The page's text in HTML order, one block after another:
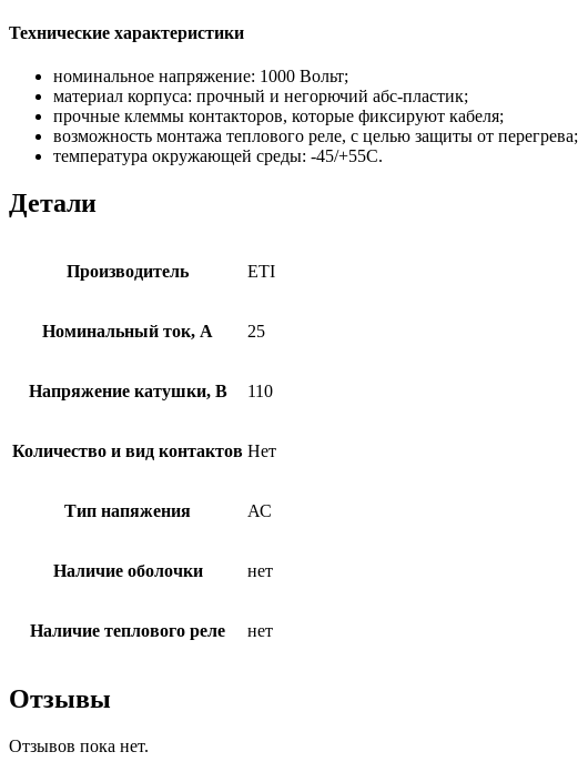
Технические характеристики
номинальное напряжение: 1000 Вольт;
материал корпуса: прочный и негорючий абс-пластик;
прочные клеммы контакторов, которые фиксируют кабеля;
возможность монтажа теплового реле, с целью защиты от перегрева;
температура окружающей среды: -45/+55С.
Детали
Производитель ETI
Номинальный ток, А 25
Напряжение катушки, В 110
Количество и вид контактов Нет
Тип напяжения АС
Наличие оболочки нет
Наличие теплового реле нет
Отзывы
Отзывов пока нет.